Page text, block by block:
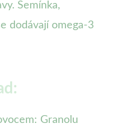
Semínka,
dodávají omega-3
Granolu